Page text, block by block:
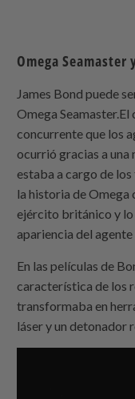
Omega Seamaster
James Bond puede
Omega
concurrente que los
ocurrió gracias a una
estaba a cargo de
la historia de Omega
ejército británico y lo
apariencia del
En las películas de
característica de los
transformaba en
láser y un detonador